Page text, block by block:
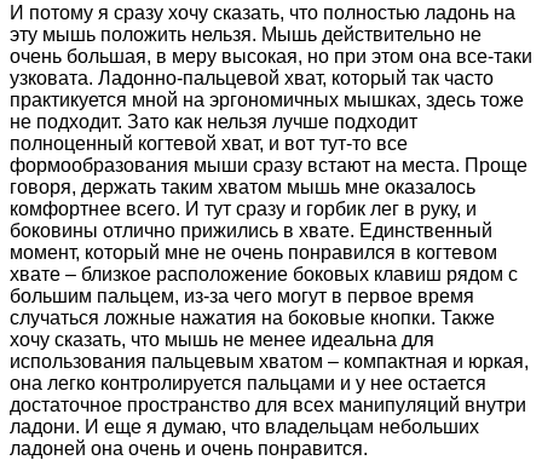
И потому я сразу хочу сказать, что полностью ладонь на
эту мышь положить нельзя. Мышь действительно не
очень большая, в меру высокая, но при этом она все-таки
узковата. Ладонно-пальцевой хват, который так часто
практикуется мной на эргономичных мышках, здесь тоже
не подходит. Зато как нельзя лучше подходит
полноценный когтевой хват, и вот тут-то все
формообразования мыши сразу встают на места. Проще
говоря, держать таким хватом мышь мне оказалось
комфортнее всего. И тут сразу и горбик лег в руку, и
боковины отлично прижились в хвате. Единственный
момент, который мне не очень понравился в когтевом
хвате – близкое расположение боковых клавиш рядом с
большим пальцем, из-за чего могут в первое время
случаться ложные нажатия на боковые кнопки. Также
хочу сказать, что мышь не менее идеальна для
использования пальцевым хватом – компактная и юркая,
она легко контролируется пальцами и у нее остается
достаточное пространство для всех манипуляций внутри
ладони. И еще я думаю, что владельцам небольших
ладоней она очень и очень понравится.